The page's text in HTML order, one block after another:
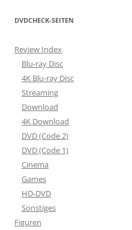
DVDCHECK-SEITEN
Review Index
Blu-ray Disc
4K Blu-ray Disc
Streaming
Download
4K Download
DVD (Code 2)
DVD (Code 1)
Cinema
Games
HD-DVD
Sonstiges
Figuren